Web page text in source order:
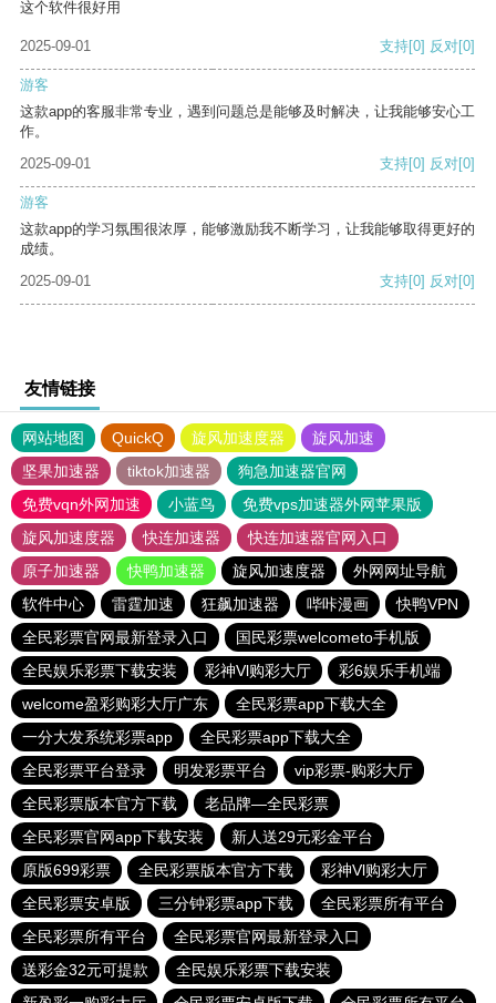
这个软件很好用
2025-09-01 支持[0] 反对[0]
游客
这款app的客服非常专业，遇到问题总是能够及时解决，让我能够安心工
作。
2025-09-01
支持[0] 反对[0]
游客
这款app的学习氛围很浓厚，能够激励我不断学习，让我能够取得更好的
成绩。
2025-09-01
支持[0] 反对[0]
友情链接
网站地图 QuickQ 旋风加速度器
旋风加速
坚果加速器
tiktok加速器
狗急加速器官网
免费vqn外网加速
小蓝鸟
免费vps加速器外网苹果版
旋风加速度器
快连加速器
快连加速器官网入口
原子加速器
快鸭加速器 旋风加速度器
外网网址导航
软件中心
雷霆加速 狂飙加速器 哔咔漫画
快鸭VPN
全民彩票官网最新登录入口
国民彩票welcometo手机版
全民娱乐彩票下载安装
彩神Vl购彩大厅
彩6娱乐手机端
welcome盈彩购彩大厅广东
全民彩票app下载大全
一分大发系统彩票app
全民彩票app下载大全
全民彩票平台登录
明发彩票平台
vip彩票-购彩大厅
全民彩票版本官方下载
老品牌—全民彩票
全民彩票官网app下载安装
新人送29元彩金平台
原版699彩票
全民彩票版本官方下载
彩神Vl购彩大厅
全民彩票安卓版
三分钟彩票app下载
全民彩票所有平台
全民彩票所有平台
全民彩票官网最新登录入口
送彩金32元可提款
全民娱乐彩票下载安装